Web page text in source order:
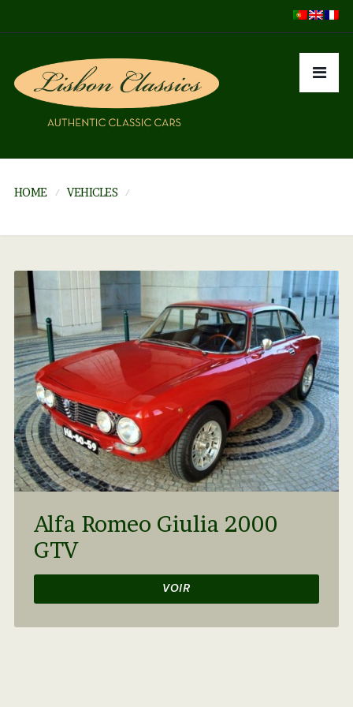
HOME VEHICLES
Alfa Romeo Giulia 2000
GTV
VOIR